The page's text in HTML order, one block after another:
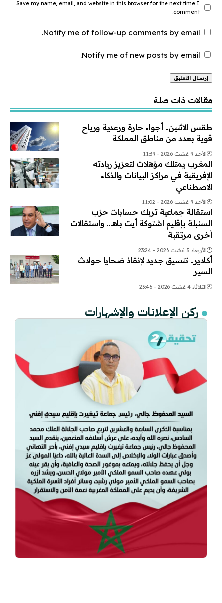
Save my name, email, and website in this browser for the next time I
comment.
Notify me of follow-up comments by email.
Notify me of new posts by email.
مقالات ذات صلة
طقس الاثنين.. أجواء حارة ورعدية ورياح
قوية بعدد من مناطق المملكة
الأحد 9 غشت 2026 - 11:39
المغرب يمتلك مؤهلات لتعزيز ريادته
الإفريقية في مراكز البيانات والذكاء
الاصطناعي
الأحد 9 غشت 2026 - 11:02
استقالة جماعية تربك حسابات حزب
السنبلة بإقليم اشتوكة أيت باها.. واستقالات
أخرى مرتقبة
الأربعاء 5 غشت 2026 - 23:24
أكادير.. تنسيق جديد لإنقاذ ضحايا حوادث
السير
الثلاثاء 4 غشت 2026 - 23:46
ركن الإعلانات والإشهارات